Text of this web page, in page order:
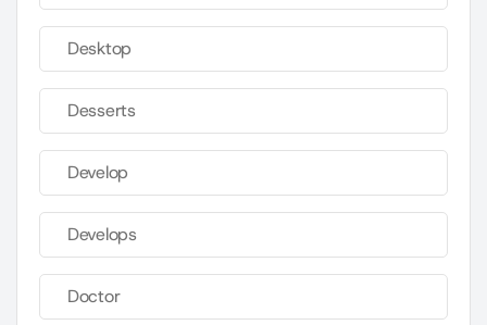
Desktop
Desserts
Develop
Develops
Doctor